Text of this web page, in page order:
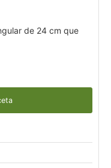
de 24 cm que